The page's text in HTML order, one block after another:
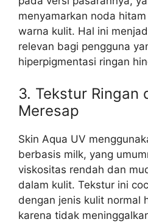
menyamarkan noda
warna kulit. Hal ini
relevan bagi pengguna
hiperpigmentasi ringan
3. Tekstur Ringan
Meresap
Skin Aqua UV
berbasis milk, yang
viskositas rendah dan
dalam kulit. Tekstur ini
dengan jenis kulit normal
karena tidak